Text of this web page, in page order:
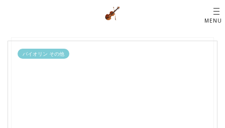
バイオリン その他